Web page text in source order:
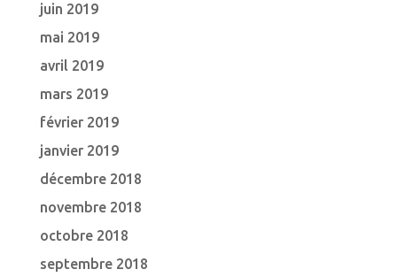
juin 2019
mai 2019
avril 2019
mars 2019
février 2019
janvier 2019
décembre 2018
novembre 2018
octobre 2018
septembre 2018